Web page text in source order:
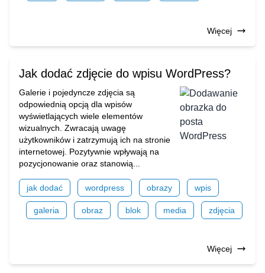
Więcej
Jak dodać zdjęcie do wpisu WordPress?
Galerie i pojedyncze zdjęcia są
odpowiednią opcją dla wpisów
wyświetlających wiele elementów
wizualnych. Zwracają uwagę
użytkowników i zatrzymują ich na stronie
internetowej. Pozytywnie wpływają na
pozycjonowanie oraz stanowią...
jak dodać wordpress obrazy wpis
galeria obraz blok media zdjęcia
Więcej